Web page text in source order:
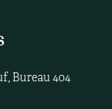
Bureau 404